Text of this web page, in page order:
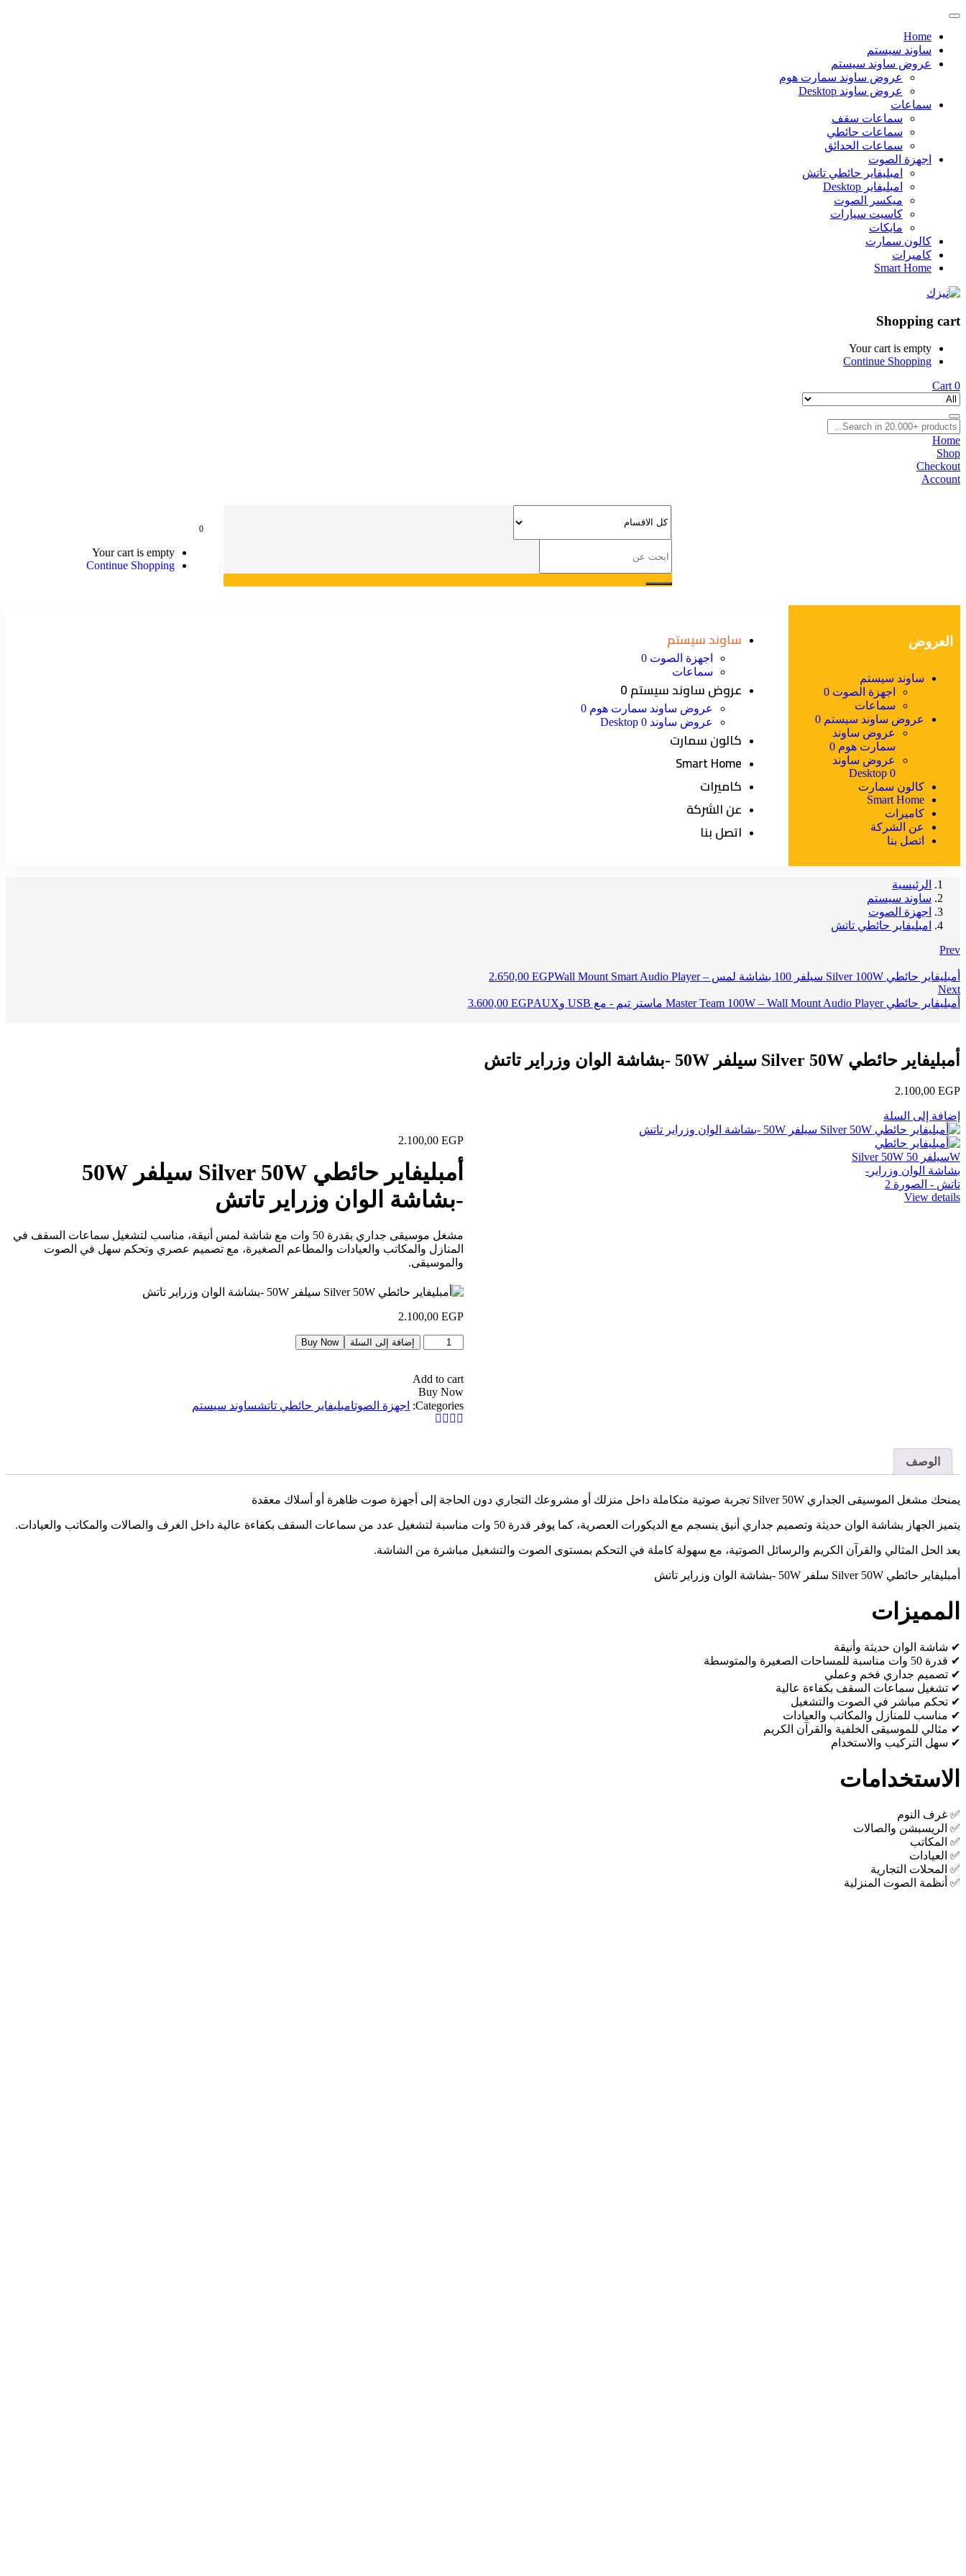
Home
ساوند سيستم
عروض ساوند سيستم
عروض ساوند سمارت هوم
عروض ساوند Desktop
سماعات
سماعات سقف
سماعات حائطي
سماعات الحدائق
اجهزة الصوت
امبليفاير حائطي تاتش
امبليفاير Desktop
ميكسر الصوت
كاسيت سيارات
مايكات
كالون سمارت
كاميرات
Smart Home
Shopping cart
Your cart is empty
Continue Shopping
0
Cart
Home
Shop
Checkout
Account
0
Your cart is empty
Continue Shopping
العروض
ساوند سيستم
اجهزة الصوت 0
سماعات
عروض ساوند سيستم 0
عروض ساوند
سمارت هوم 0
عروض ساوند
Desktop 0
كالون سمارت
Smart Home
كاميرات
عن الشركة
اتصل بنا
ساوند سيستم
اجهزة الصوت 0
سماعات
عروض ساوند سيستم 0
عروض ساوند سمارت هوم 0
عروض ساوند Desktop 0
كالون سمارت
Smart Home
كاميرات
عن الشركة
اتصل بنا
الرئيسية
ساوند سيستم
اجهزة الصوت
امبليفاير حائطي تاتش
Prev
أمبليفاير حائطي Silver 100W سيلفر 100 بشاشة لمس – Wall Mount Smart Audio Player 2.650,00 EGP
Next
أمبليفاير حائطي Master Team 100W – Wall Mount Audio Player ماستر تيم - مع USB وAUX
3.600,00 EGP
أمبليفاير حائطي Silver 50W سيلفر 50W -بشاشة الوان وزراير تاتش
2.100,00 EGP
إضافة إلى السلة
View details
2.100,00EGP
أمبليفاير حائطي Silver 50W سيلفر 50W
-بشاشة الوان وزراير تاتش
مشغل موسيقى جداري بقدرة 50 وات مع شاشة لمس أنيقة، مناسب لتشغيل سماعات السقف في
المنازل والمكاتب والعيادات والمطاعم الصغيرة، مع تصميم عصري وتحكم سهل في الصوت
والموسيقى.
2.100,00EGP
إضافة إلى السلة Buy Now
Add to cart
Buy Now
Categories:
اجهزة الصوتامبليفاير حائطي تاتشساوند سيستم
الوصف
يمنحك مشغل الموسيقى الجداري Silver 50W تجربة صوتية متكاملة داخل منزلك أو مشروعك التجاري دون الحاجة إلى أجهزة صوت ظاهرة أو أسلاك معقدة
يتميز الجهاز بشاشة الوان حديثة وتصميم جداري أنيق ينسجم مع الديكورات العصرية، كما يوفر قدرة 50 وات مناسبة لتشغيل عدد من سماعات السقف بكفاءة عالية داخل الغرف والصالات والمكاتب والعيادات.
يعد الحل المثالي والقرآن الكريم والرسائل الصوتية، مع سهولة كاملة في التحكم بمستوى الصوت والتشغيل مباشرة من الشاشة.
أمبليفاير حائطي Silver 50W سلفر 50W -بشاشة الوان وزراير تاتش
المميزات
✔ شاشة الوان حديثة وأنيقة
✔ قدرة 50 وات مناسبة للمساحات الصغيرة والمتوسطة
✔ تصميم جداري فخم وعملي
✔ تشغيل سماعات السقف بكفاءة عالية
✔ تحكم مباشر في الصوت والتشغيل
✔ مناسب للمنازل والمكاتب والعيادات
✔ مثالي للموسيقى الخلفية والقرآن الكريم
✔ سهل التركيب والاستخدام
الاستخدامات
✅ غرف النوم
✅ الريسبشن والصالات
✅ المكاتب
✅ العيادات
✅ المحلات التجارية
✅ أنظمة الصوت المنزلية